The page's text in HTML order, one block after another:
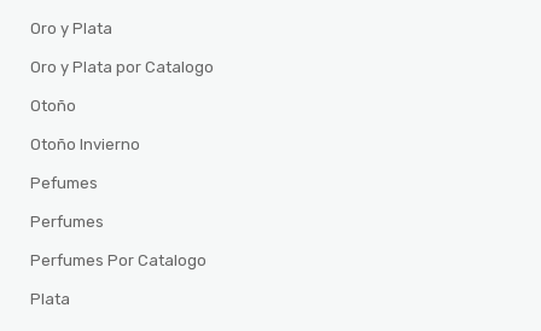
Oro y Plata
Oro y Plata por Catalogo
Otoño
Otoño Invierno
Pefumes
Perfumes
Perfumes Por Catalogo
Plata